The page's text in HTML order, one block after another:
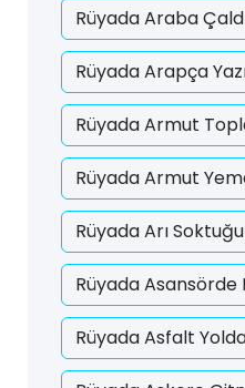
Rüyada Araba
Rüyada Arapça
Rüyada Armut
Rüyada Armut
Rüyada Arı
Rüyada
Rüyada Asfalt